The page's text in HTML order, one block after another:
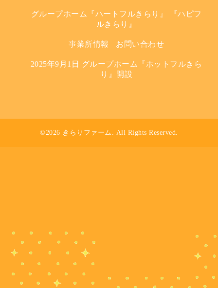
グループホーム『ハートフルきらり』 『ハピフ
ルきらり』
事業所情報 お問い合わせ
2025年9月1日 グループホーム『ホットフルきら
り』開設
©2026 きらりファーム . All Rights Reserved.